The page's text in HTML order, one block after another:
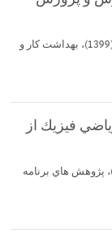
علي محمد قانع عزآبادي, فهيمه دهقاني, احمد زندوانيان (1399)، بهداشت كار و
فيزيك (2) رشته رياضي فيزيك از
پوراحسان, مهدي رحيمي, احمد زندوانيان (1399)، پژوهش هاي برنامه